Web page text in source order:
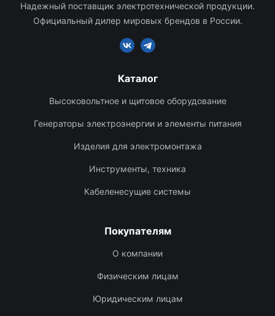
Надежный поставщик электротехнической продукции.
Официальный дилер мировых брендов в России.
Каталог
Высоковольтное и щитовое оборудование
Генераторы электроэнергии и элементы питания
Изделия для электромонтажа
Инструменты, техника
Кабеленесущие системы
Покупателям
О компании
Физическим лицам
Юридическим лицам